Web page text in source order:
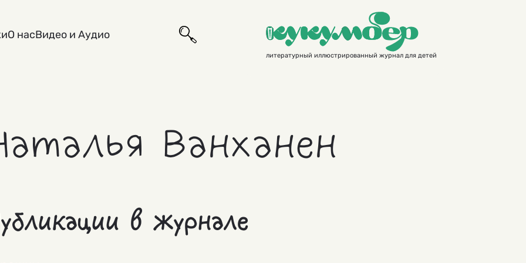
О насВидео и Аудио
литературный иллюстрированный журнал для детей
Ванханен
в журнале